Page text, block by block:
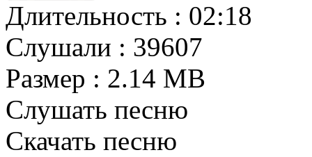
Длительность : 02:18
Слушали : 39607
Размер : 2.14 MB
Слушать песню
Скачать песню